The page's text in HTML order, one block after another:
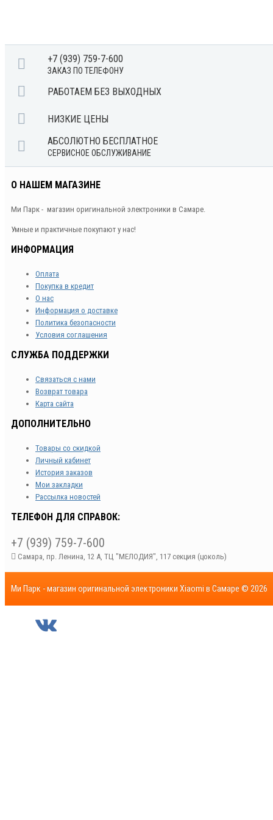
+7 (939) 759-7-600
ЗАКАЗ ПО ТЕЛЕФОНУ
РАБОТАЕМ БЕЗ ВЫХОДНЫХ
НИЗКИЕ ЦЕНЫ
АБСОЛЮТНО БЕСПЛАТНОЕ
СЕРВИСНОЕ ОБСЛУЖИВАНИЕ
О НАШЕМ МАГАЗИНЕ
Ми Парк - магазин оригинальной электроники в Самаре.
Умные и практичные покупают у нас!
ИНФОРМАЦИЯ
Оплата
Покупка в кредит
О нас
Информация о доставке
Политика безопасности
Условия соглашения
СЛУЖБА ПОДДЕРЖКИ
Связаться с нами
Возврат товара
Карта сайта
ДОПОЛНИТЕЛЬНО
Товары со скидкой
Личный кабинет
История заказов
Мои закладки
Рассылка новостей
ТЕЛЕФОН ДЛЯ СПРАВОК:
+7 (939) 759-7-600
Самара, пр. Ленина, 12 А, ТЦ "МЕЛОДИЯ", 117 секция (цоколь)
Ми Парк - магазин оригинальной электроники Xiaomi в Самаре © 2026